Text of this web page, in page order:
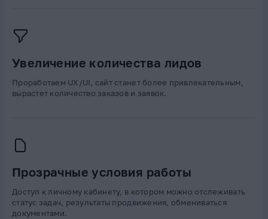
Увеличение количества лидов
Проработаем UX/UI, сайт станет более привлекательным,
вырастет количество заказов и заявок.
Прозрачные условия работы
Доступ к личному кабинету, в котором можно отслеживать
статус задач, результаты продвижения, обмениваться
документами.